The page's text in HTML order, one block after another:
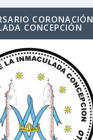
CORONACIÓN
CONCEPCIÓN